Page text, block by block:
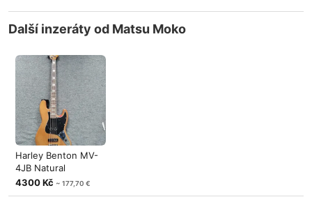
Další inzeráty od Matsu Moko
Harley Benton MV-
4JB Natural
4300 Kč ~ 177,70 €